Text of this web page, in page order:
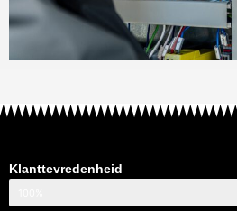
Klanttevredenheid